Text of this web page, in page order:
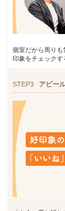
個室だから周りも
印象をチェックす
STEP3 アピー